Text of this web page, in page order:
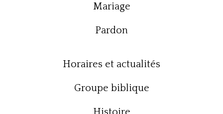
Mariage
Pardon
Horaires et actualités
Groupe biblique